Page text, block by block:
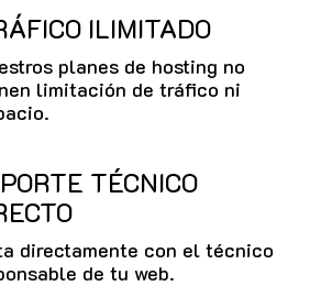
ILIMITADO
planes de hosting no
limitación de tráfico ni
TÉCNICO
directamente con el técnico
de tu web.